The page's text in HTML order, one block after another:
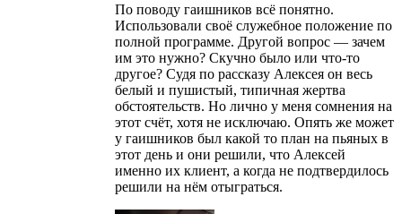
По поводу гаишников всё понятно.
Использовали своё служебное положение по
полной программе. Другой вопрос — зачем
им это нужно? Скучно было или что-то
другое? Судя по рассказу Алексея он весь
белый и пушистый, типичная жертва
обстоятельств. Но лично у меня сомнения на
этот счёт, хотя не исключаю. Опять же может
у гаишников был какой то план на пьяных в
этот день и они решили, что Алексей
именно их клиент, а когда не подтвердилось
решили на нём отыграться.